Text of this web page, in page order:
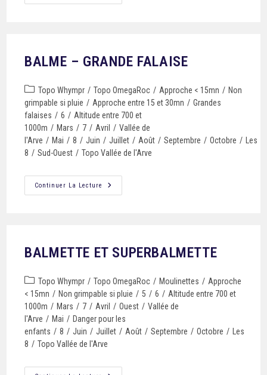
BALME – GRANDE FALAISE
Topo Whympr / Topo OmegaRoc / Approche < 15mn / Non
grimpable si pluie / Approche entre 15 et 30mn / Grandes
falaises / 6 / Altitude entre 700 et
1000m / Mars / 7 / Avril / Vallée de
l'Arve / Mai / 8 / Juin / Juillet / Août / Septembre / Octobre /
Les
8 / Sud-Ouest / Topo Vallée de l'Arve
Continuer La Lecture
BALMETTE ET SUPERBALMETTE
Topo Whympr / Topo OmegaRoc / Moulinettes / Approche
< 15mn / Non grimpable si pluie / 5 / 6 / Altitude entre 700 et
1000m / Mars / 7 / Avril / Ouest / Vallée de
l'Arve / Mai / Danger pour les
enfants / 8 / Juin / Juillet / Août / Septembre / Octobre /
Les
8 / Topo Vallée de l'Arve